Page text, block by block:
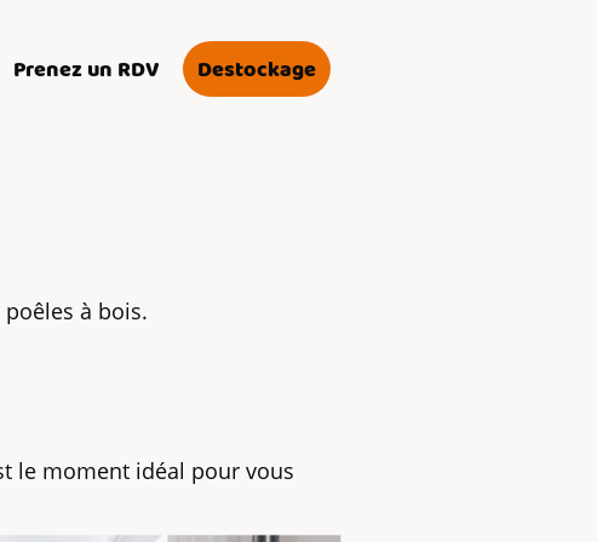
Prenez un RDV Destockage
à bois.
le moment idéal pour vous